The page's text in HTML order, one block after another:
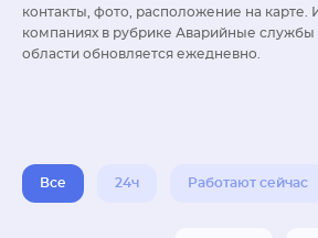
контакты, фото, расположение на
компаниях в рубрике Аварийные службы
области обновляется ежедневно.
Все 24ч Работают сейчас